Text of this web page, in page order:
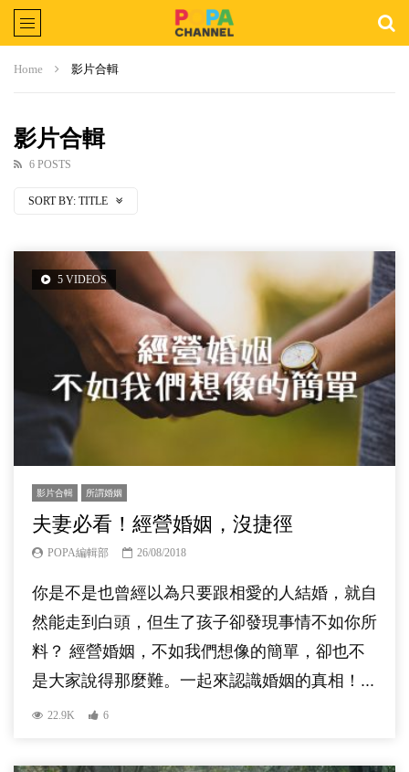
Home 影片合輯
影片合輯
6 POSTS
SORT BY: TITLE
5 VIDEOS
影片合輯 所謂婚姻
夫妻必看！經營婚姻，沒捷徑
POPA編輯部 26/08/2018
你是不是也曾經以為只要跟相愛的人結婚，就自
然能走到白頭，但生了孩子卻發現事情不如你所
料？ 經營婚姻，不如我們想像的簡單，卻也不
是大家說得那麼難。一起來認識婚姻的真相！...
22.9K 6